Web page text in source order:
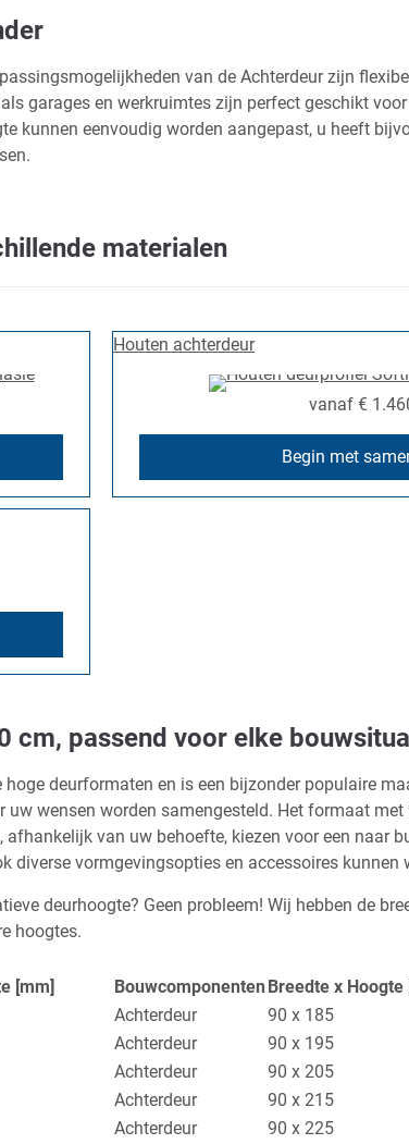
van de Achterdeur zijn
garages en werkruimtes zijn perfect geschikt
kunnen eenvoudig worden aangepast, u heeft
materialen
Houten achterdeur
vanaf €
Begin met
cm, passend voor elke
deurformaten en is een bijzonder populaire
wensen worden samengesteld. Het formaat
van uw behoefte, kiezen voor een naar
diverse vormgevingsopties en accessoires kunnen
deurhoogte? Geen probleem! Wij hebben de
hoogtes.
[mm]
Bouwcomponenten Breedte x Hoogte
Achterdeur
90 x 185
Achterdeur
90 x 195
Achterdeur
90 x 205
Achterdeur
90 x 215
Achterdeur
90 x 225